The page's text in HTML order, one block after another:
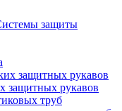
защиты
защитных рукавов
защитных рукавов
труб